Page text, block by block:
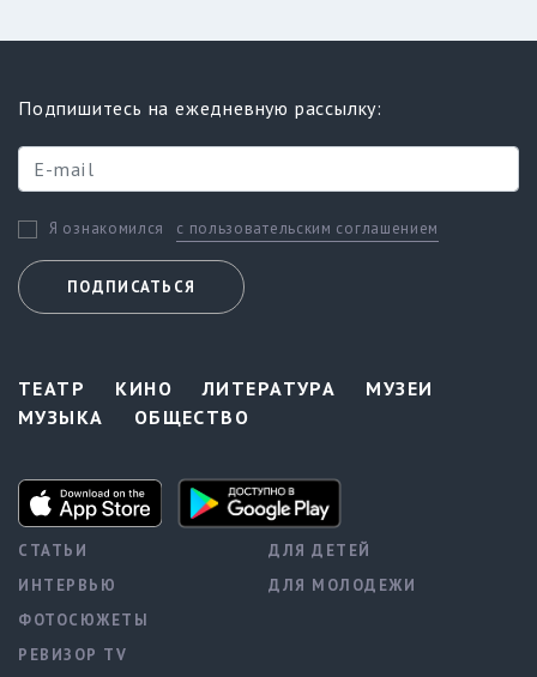
Подпишитесь на ежедневную рассылку:
Я ознакомился с пользовательским соглашением
ПОДПИСАТЬСЯ
ТЕАТР КИНО ЛИТЕРАТУРА
МУЗЕИ
МУЗЫКА
ОБЩЕСТВО
СТАТЬИ
ИНТЕРВЬЮ
ФОТОСЮЖЕТЫ
РЕВИЗОР TV
ДЛЯ ДЕТЕЙ
ДЛЯ МОЛОДЕЖИ